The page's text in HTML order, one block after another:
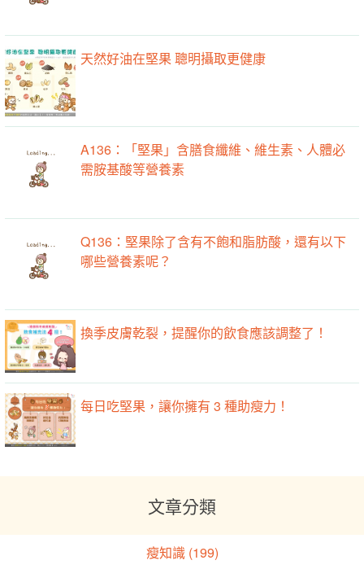
天然好油在堅果 聰明攝取更健康
A136：「堅果」含膳食纖維、維生素、人體必
需胺基酸等營養素
Q136：堅果除了含有不飽和脂肪酸，還有以下
哪些營養素呢？
換季皮膚乾裂，提醒你的飲食應該調整了！
每日吃堅果，讓你擁有 3 種助瘦力！
文章分類
瘦知識 (199)